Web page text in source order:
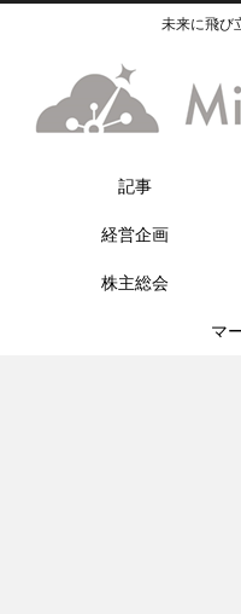
未来に飛び
記事
経営企画
株主総会
マ